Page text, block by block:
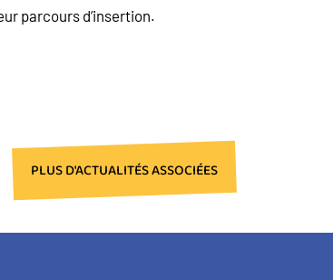
parcours d’insertion.
PLUS D'ACTUALITÉS ASSOCIÉES